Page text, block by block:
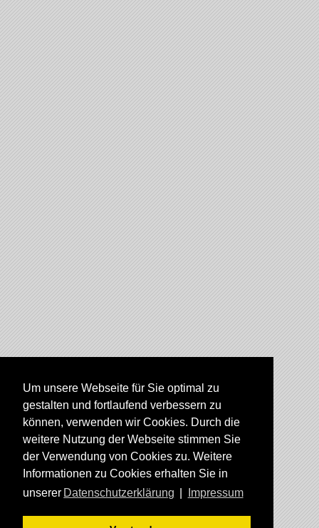
Um unsere Webseite für Sie optimal zu
gestalten und fortlaufend verbessern zu
können, verwenden wir Cookies. Durch die
weitere Nutzung der Webseite stimmen Sie
der Verwendung von Cookies zu. Weitere
Informationen zu Cookies erhalten Sie in
unserer Datenschutzerklärung Impressum